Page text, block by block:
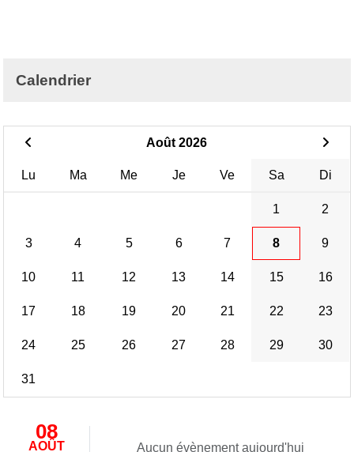
Calendrier
Août 2026
Lu Ma Me Je Ve Sa Di
1 2
3 4 5 6 7 8 9
10 11 12 13 14 15 16
17 18 19 20 21 22 23
24 25 26 27 28 29 30
31
08
AOÛT Aucun évènement aujourd'hui